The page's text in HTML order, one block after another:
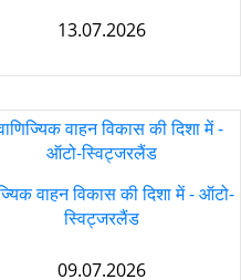
13.07.2026
वाहन विकास की दिशा में - ऑटो-
स्विट्जरलैंड
09.07.2026